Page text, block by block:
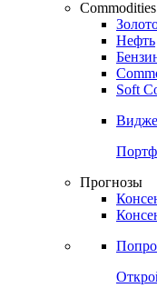
Commodities
Нефть
Soft
Прогнозы